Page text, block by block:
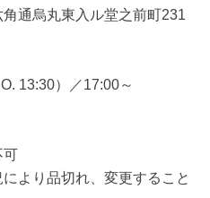
通烏丸東入ル堂之前町231
13:30）／17:00～
可
より品切れ、変更すること